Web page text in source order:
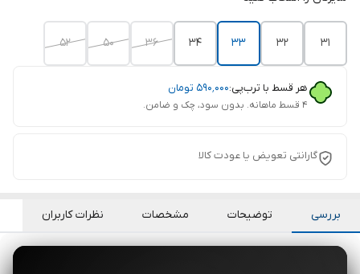
31
32
33
34
36
50
52
هر قسط با ترب‌پی:۵۹۰٬۰۰۰ تومان
۴ قسط ماهانه. بدون سود، چک و ضامن.
گارانتی تعویض یا عودت کالا
بررسی توضیحات مشخصات نظرات کاربران